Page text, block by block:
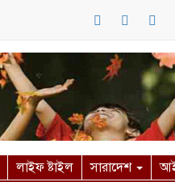
লাইফ ষ্টাইল সারাদেশ